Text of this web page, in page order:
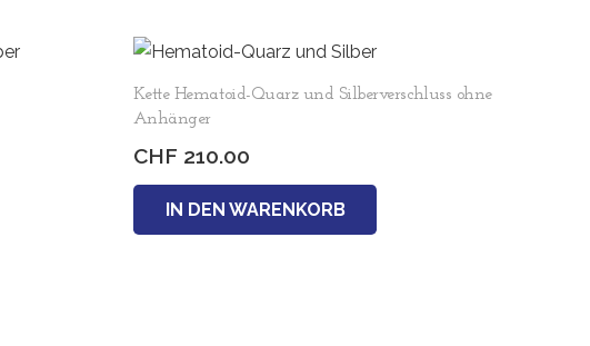
Kette Hematoid-Quarz und Silberverschluss ohne
Anhänger
CHF 210.00
IN DEN WARENKORB